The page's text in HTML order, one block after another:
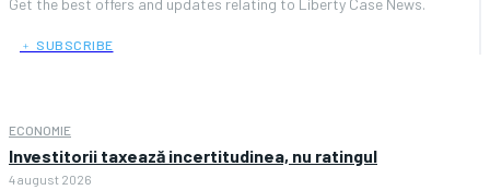
Get the best offers and updates relating to Liberty Case News.
﹢ SUBSCRIBE
ECONOMIE
Investitorii taxează incertitudinea, nu ratingul
4 august 2026